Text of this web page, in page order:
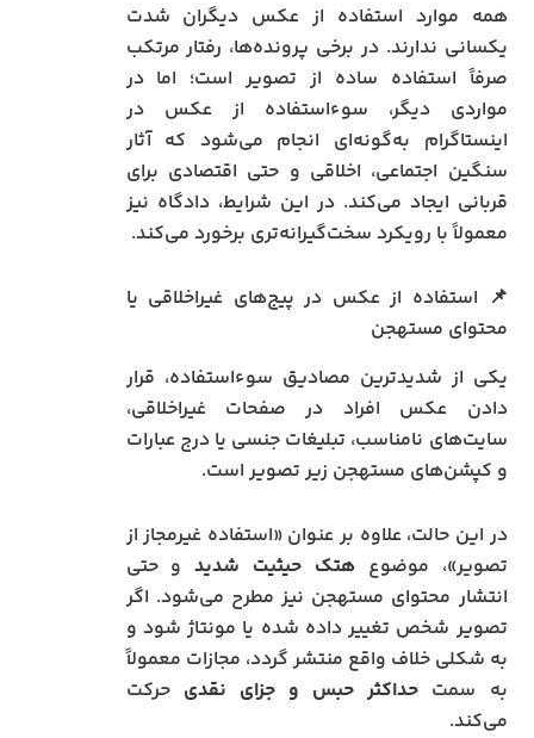
همه موارد استفاده از عکس دیگران شدت
یکسانی ندارند. در برخی پرونده‌ها، رفتار مرتکب
صرفاً استفاده ساده از تصویر است؛ اما در
مواردی دیگر، سوءاستفاده از عکس در
اینستاگرام به‌گونه‌ای انجام می‌شود که آثار
سنگین اجتماعی، اخلاقی و حتی اقتصادی برای
قربانی ایجاد می‌کند. در این شرایط، دادگاه نیز
معمولاً با رویکرد سخت‌گیرانه‌تری برخورد می‌کند.
📌 استفاده از عکس در پیج‌های غیراخلاقی یا
محتوای مستهجن
یکی از شدیدترین مصادیق سوءاستفاده، قرار
دادن عکس افراد در صفحات غیراخلاقی،
سایت‌های نامناسب، تبلیغات جنسی یا درج عبارات
و کپشن‌های مستهجن زیر تصویر است.
در این حالت، علاوه بر عنوان «استفاده غیرمجاز از
تصویر»، موضوعهتک حیثیت شدیدو حتی
انتشار محتوای مستهجن نیز مطرح می‌شود. اگر
تصویر شخص تغییر داده شده یا مونتاژ شود و
به شکلی خلاف واقع منتشر گردد، مجازات معمولاً
به سمت حداکثر حبس و جزای نقدی حرکت
می‌کند.